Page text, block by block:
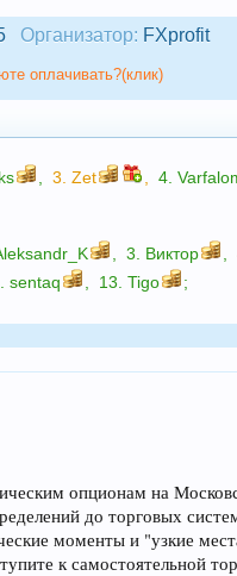
Организатор: FXprofit
оплачивать?(клик)
3.Zet 4.
3. Виктор
sentaq 13.Tigo ;
опционам на
до торговых
моменты и "узкие
к самостоятельной